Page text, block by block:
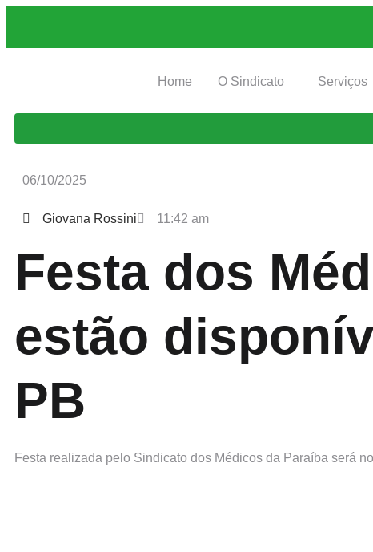
Home O Sindicato Serviços
06/10/2025
Giovana Rossini 11:42 am
Festa dos
estão
PB
Festa realizada pelo Sindicato dos Médicos da Paraíba será